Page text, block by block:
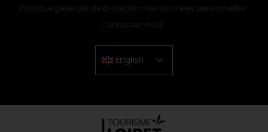
Politique générale de protection des données personnelles
Contactez-nous
English
Chinese